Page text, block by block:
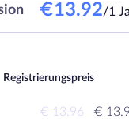
€13.92/1
Registrierungspreis
€ 13.96
€